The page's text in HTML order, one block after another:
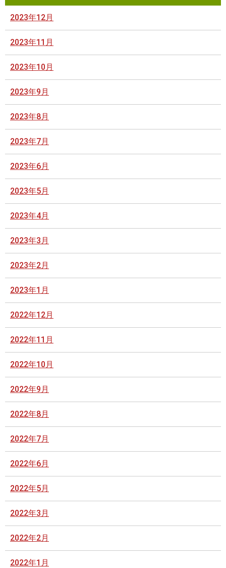
2023年12月
2023年11月
2023年10月
2023年9月
2023年8月
2023年7月
2023年6月
2023年5月
2023年4月
2023年3月
2023年2月
2023年1月
2022年12月
2022年11月
2022年10月
2022年9月
2022年8月
2022年7月
2022年6月
2022年5月
2022年3月
2022年2月
2022年1月